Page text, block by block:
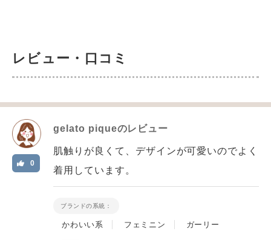
レビュー・口コミ
gelato piqueのレビュー
0
肌触りが良くて、デザインが可愛いのでよく
着用しています。
ブランドの系統：
かわいい系 フェミニン ガーリー